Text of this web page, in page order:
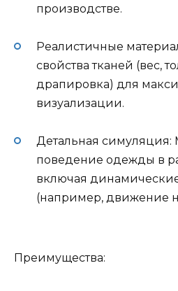
производстве.
Реалистичные
свойства тканей (вес,
драпировка) для
визуализации.
Детальная симуляция:
поведение одежды в
включая
(например, движение
Преимущества: